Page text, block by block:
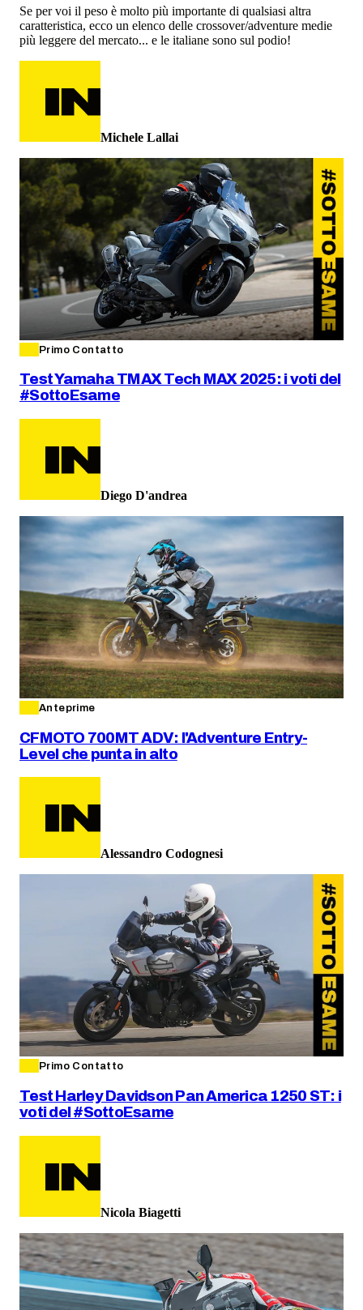
Se per voi il peso è molto più importante di qualsiasi altra
caratteristica, ecco un elenco delle crossover/adventure medie
più leggere del mercato... e le italiane sono sul podio!
Michele Lallai
Primo Contatto
Test Yamaha TMAX Tech MAX 2025: i voti del
#SottoEsame
Diego D'andrea
Anteprime
CFMOTO 700MT ADV: l'Adventure Entry-
Level che punta in alto
Alessandro Codognesi
Primo Contatto
Test Harley Davidson Pan America 1250 ST: i
voti del #SottoEsame
Nicola Biagetti